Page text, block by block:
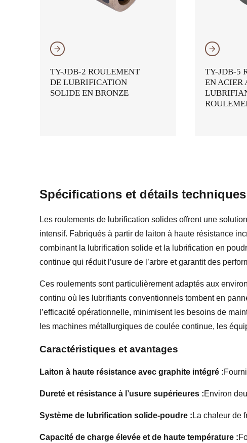
𐃔
TY-JDB-2 ROULEMENT
DE LUBRIFICATION
SOLIDE EN BRONZE
𐃔
TY-JDB-5
EN ACIER
Spécifications et détails techniques
Les roulements de lubrification solides offrent une
intensif. Fabriqués à partir de laiton à haute résistance
combinant la lubrification solide et la lubrification en
continue qui réduit l’usure de l’arbre et garantit des
Ces roulements sont particulièrement adaptés aux
continu où les lubrifiants conventionnels tombent en
l’efficacité opérationnelle, minimisent les besoins de
les machines métallurgiques de coulée continue, les
Caractéristiques et avantages
Laiton à haute résistance avec graphite intégré :
Dureté et résistance à l’usure supérieures :Environ
Système de lubrification solide-poudre : La chaleur de
Capacité de charge élevée et de haute température :